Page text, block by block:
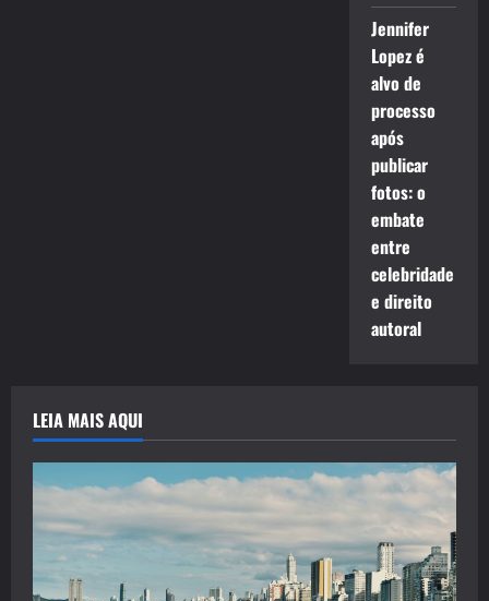
Jennifer
Lopez é
alvo de
processo
após
publicar
fotos: o
embate
entre
celebridade
e direito
autoral
LEIA MAIS AQUI